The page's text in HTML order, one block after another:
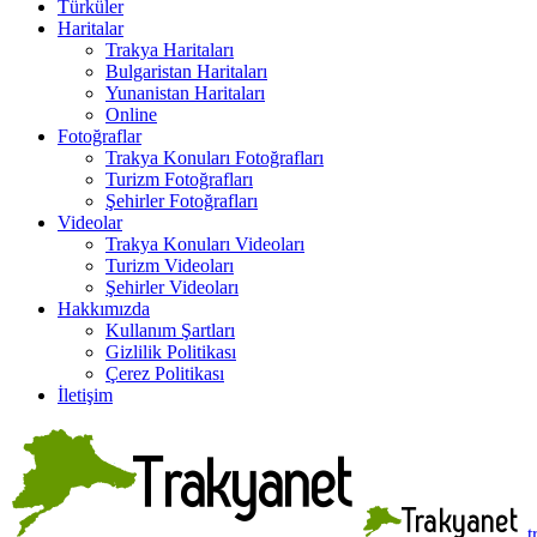
Türküler
Haritalar
Trakya Haritaları
Bulgaristan Haritaları
Yunanistan Haritaları
Online
Fotoğraflar
Trakya Konuları Fotoğrafları
Turizm Fotoğrafları
Şehirler Fotoğrafları
Videolar
Trakya Konuları Videoları
Turizm Videoları
Şehirler Videoları
Hakkımızda
Kullanım Şartları
Gizlilik Politikası
Çerez Politikası
İletişim